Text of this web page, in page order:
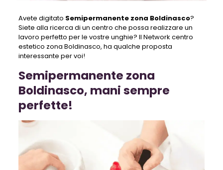
Avete digitato Semipermanente zona Boldinasco?
Siete alla ricerca di un centro che possa realizzare un
lavoro perfetto per le vostre unghie? Il Network centro
estetico zona Boldinasco, ha qualche proposta
interessante per voi!
Semipermanente zona
Boldinasco, mani sempre
perfette!